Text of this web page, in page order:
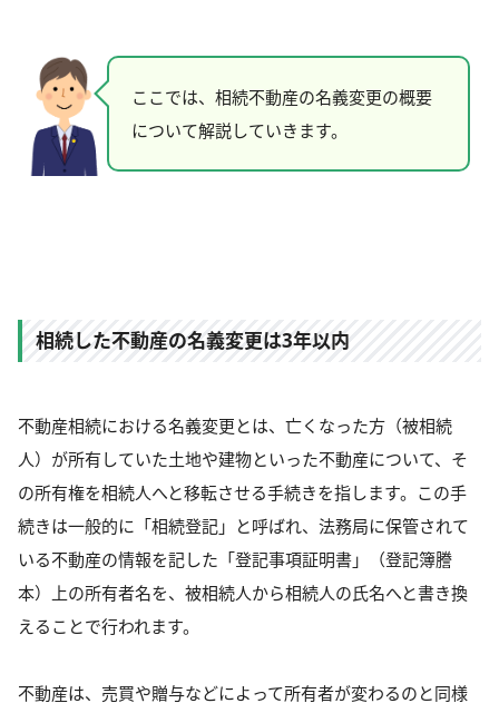
ここでは、相続不動産の名義変更の概要
について解説していきます。
相続した不動産の名義変更は3年以内
不動産相続における名義変更とは、亡くなった方（被相続
人）が所有していた土地や建物といった不動産について、そ
の所有権を相続人へと移転させる手続きを指します。この手
続きは一般的に「相続登記」と呼ばれ、法務局に保管されて
いる不動産の情報を記した「登記事項証明書」（登記簿謄
本）上の所有者名を、被相続人から相続人の氏名へと書き換
えることで行われます。
不動産は、売買や贈与などによって所有者が変わるのと同様